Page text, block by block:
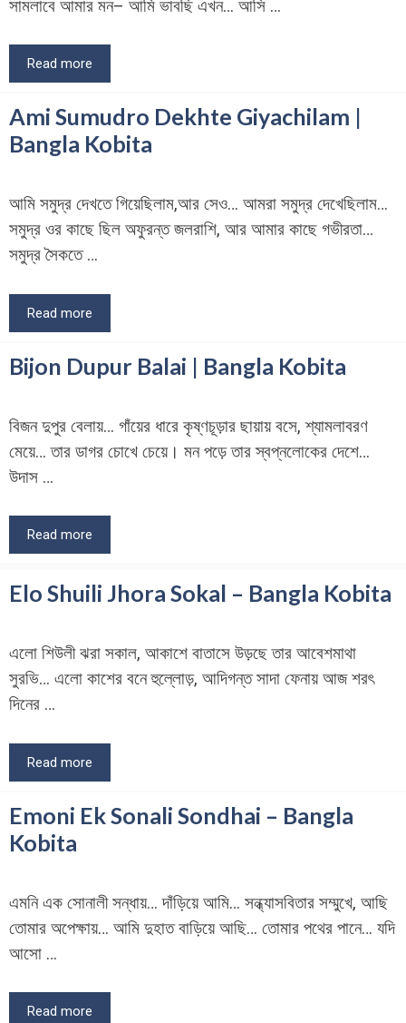
সামলাবে আমার মন– আমি ভাবছি এখন… আসি …
Read more
Ami Sumudro Dekhte Giyachilam |
Bangla Kobita
আমি সমুদ্র দেখতে গিয়েছিলাম,আর সেও… আমরা সমুদ্র দেখেছিলাম…
সমুদ্র ওর কাছে ছিল অফুরন্ত জলরাশি, আর আমার কাছে গভীরতা…
সমুদ্র সৈকতে …
Read more
Bijon Dupur Balai | Bangla Kobita
বিজন দুপুর বেলায়… গাঁয়ের ধারে কৃষ্ণচূড়ার ছায়ায় বসে, শ্যামলাবরণ
মেয়ে… তার ডাগর চোখে চেয়ে। মন পড়ে তার স্বপ্নলোকের দেশে…
উদাস …
Read more
Elo Shuili Jhora Sokal – Bangla Kobita
এলো শিউলী ঝরা সকাল, আকাশে বাতাসে উড়ছে তার আবেশমাথা
সুরভি… এলো কাশের বনে হুল্লোড়, আদিগন্ত সাদা ফেনায় আজ শরৎ
দিনের …
Read more
Emoni Ek Sonali Sondhai – Bangla
Kobita
এমনি এক সোনালী সন্ধায়… দাঁড়িয়ে আমি… সন্ধ্যাসবিতার সম্মুখে, আছি
তোমার অপেক্ষায়… আমি দুহাত বাড়িয়ে আছি… তোমার পথের পানে… যদি
আসো …
Read more